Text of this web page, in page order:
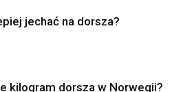
jechać na dorsza?
kilogram dorsza w Norwegii?